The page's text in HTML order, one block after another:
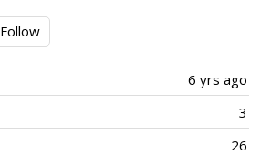
Follow
6 yrs ago
3
26